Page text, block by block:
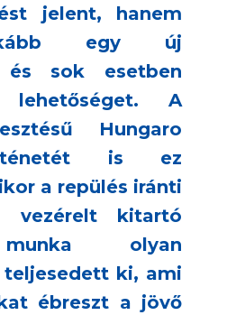
jelent, hanem
egy új
és sok esetben
A
Hungaro
is ez
a repülés iránti
vezérelt kitartó
olyan
teljesedett ki, ami
ébreszt a jövő